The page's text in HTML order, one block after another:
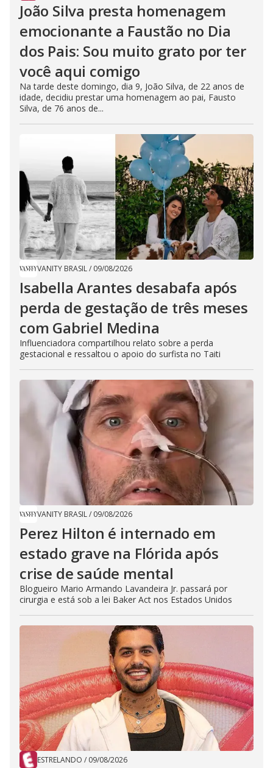
João Silva presta homenagem
emocionante a Faustão no Dia
dos Pais: Sou muito grato por ter
você aqui comigo
Na tarde deste domingo, dia 9, João Silva, de 22 anos de
idade, decidiu prestar uma homenagem ao pai, Fausto
Silva, de 76 anos de...
VANITY BRASIL/ 09/08/2026
Isabella Arantes desabafa após
perda de gestação de três meses
com Gabriel Medina
Influenciadora compartilhou relato sobre a perda
gestacional e ressaltou o apoio do surfista no Taiti
VANITY BRASIL/ 09/08/2026
Perez Hilton é internado em
estado grave na Flórida após
crise de saúde mental
Blogueiro Mario Armando Lavandeira Jr. passará por
cirurgia e está sob a lei Baker Act nos Estados Unidos
ESTRELANDO / 09/08/2026